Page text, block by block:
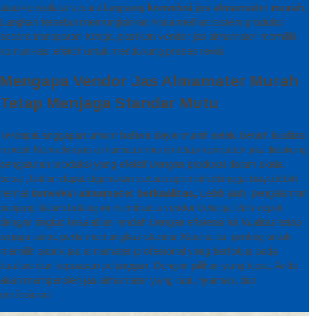
atau konsultasi secara langsung konveksi jas almamater murah,
Langkah tersebut memungkinkan Anda melihat sistem produksi
secara transparan Ketiga, pastikan vendor jas almamater memiliki
komunikasi efektif untuk mendukung proses revisi
Mengapa Vendor Jas Almamater Murah
Tetap Menjaga Standar Mutu
Terdapat anggapan umum bahwa biaya murah selalu berarti kualitas
rendah Konveksi jas almamater murah tetap kompeten jika didukung
pengaturan produksi yang efektif Dengan produksi dalam skala
besar, bahan dapat digunakan secara optimal sehingga biaya lebih
hemat konveksi almamater berkualitas, Lebih jauh, pengalaman
panjang dalam bidang ini membantu vendor bekerja lebih cepat
dengan tingkat kesalahan rendah Dengan efisiensi ini, kualitas tetap
terjaga tanpa perlu memangkas standar Karena itu, penting untuk
memilih pabrik jas almamater profesional yang berfokus pada
kualitas dan kepuasan pelanggan. Dengan pilihan yang tepat, Anda
akan memperoleh jas almamater yang rapi, nyaman, dan
profesional